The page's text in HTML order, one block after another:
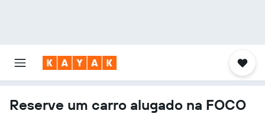
Reserve um carro alugado na FOCO